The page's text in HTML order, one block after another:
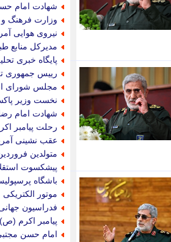
شهادت امام
وزارت فرهنگ و
نیروی هوایی
مدیرکل منابع
پایگاه خبری
رییس جمهوری
مجلس شورای
نخست وزیر
شهادت امام
رحلت پیامبر
عقب نشینی
متولدین
پیشکسوت
باشگاه
موتور الکتریکی
فدراسیون
پیامبر اکرم (ص)
امام حسن